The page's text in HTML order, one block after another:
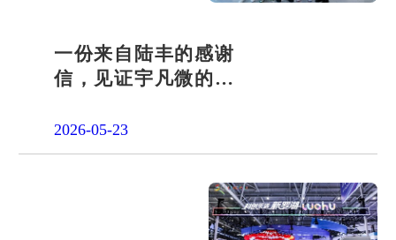
一份来自陆丰的感谢
信，见证宇凡微的社
2026-05-23